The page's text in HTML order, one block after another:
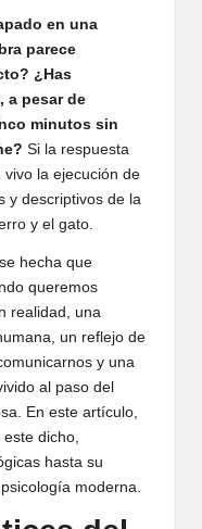
en una
parece
¿Has
a pesar de
minutos sin
Si la respuesta
la ejecución de
y descriptivos de la
y el gato.
hecha que
queremos
realidad, una
un reflejo de
y una
al paso del
En este artículo,
dicho,
hasta su
moderna.